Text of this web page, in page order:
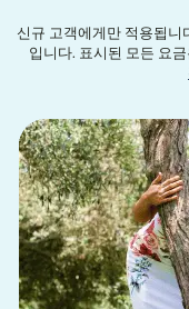
신규 고객에게만 적용됩니
입니다. 표시된 모든 요